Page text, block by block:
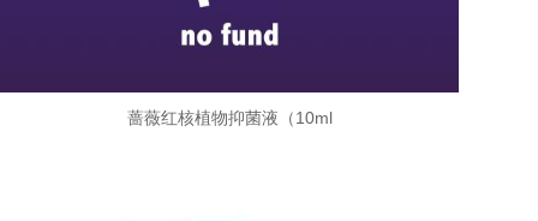
蔷薇红核植物抑菌液（10ml